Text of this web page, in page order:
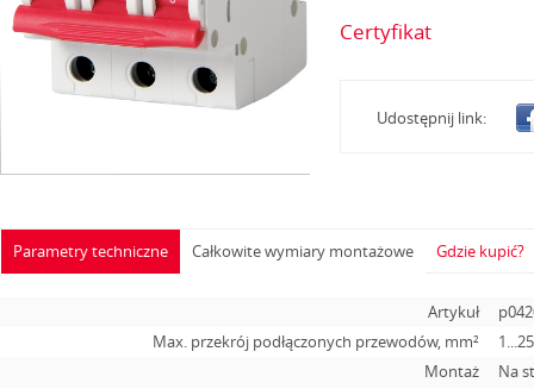
Certyfikat
Udostępnij link:
Parametry techniczne
Artykuł
Max. przekrój podłączonych przewodów, mm²
1...25
Montaż
Na
Całkowite wymiary montażowe Gdzie kupić?